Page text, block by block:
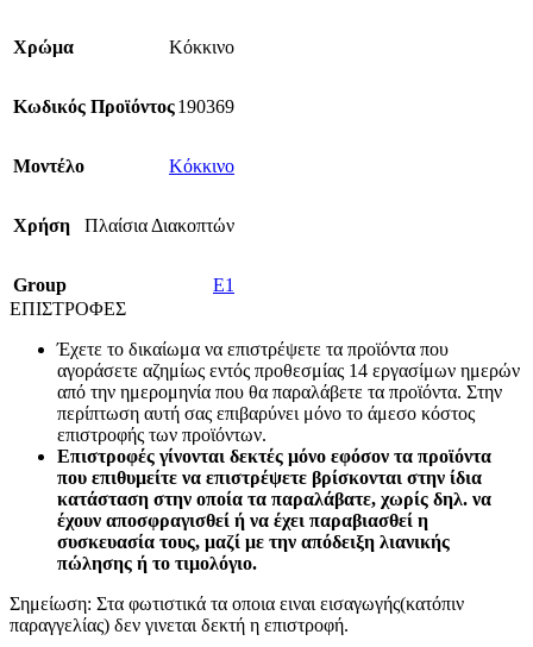
Χρώμα Κόκκινο
Κωδικός Προϊόντος190369
Mοντέλο Κόκκινο
Χρήση Πλαίσια Διακοπτών
Group
E1
ΕΠΙΣΤΡΟΦΕΣ
Έχετε το δικαίωμα να επιστρέψετε τα προϊόντα που
αγοράσετε αζημίως εντός προθεσμίας 14 εργασίμων ημερών
από την ημερομηνία που θα παραλάβετε τα προϊόντα. Στην
περίπτωση αυτή σας επιβαρύνει μόνο το άμεσο κόστος
επιστροφής των προϊόντων.
Επιστροφές γίνονται δεκτές μόνο εφόσον τα προϊόντα
που επιθυμείτε να επιστρέψετε βρίσκονται στην ίδια
κατάσταση στην οποία τα παραλάβατε, χωρίς δηλ. να
έχουν αποσφραγισθεί ή να έχει παραβιασθεί η
συσκευασία τους, μαζί με την απόδειξη λιανικής
πώλησης ή το τιμολόγιο.
Σημείωση: Στα φωτιστικά τα οποια ειναι εισαγωγής(κατόπιν
παραγγελίας) δεν γινεται δεκτή η επιστροφή.